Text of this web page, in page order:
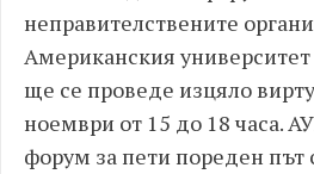
неправителствените
Американския
ще се проведе изцяло
ноември от 15 до 18 часа.
форум за пети пореден път